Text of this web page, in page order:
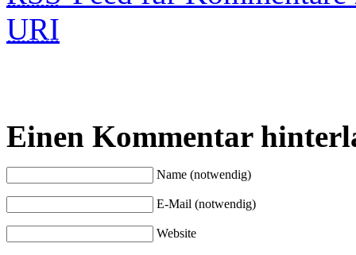
URI
Einen Kommentar
Name (notwendig)
E-Mail (notwendig)
Website